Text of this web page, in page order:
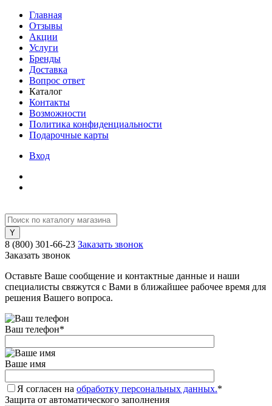
Главная
Отзывы
Акции
Услуги
Бренды
Доставка
Вопрос ответ
Каталог
Контакты
Возможности
Политика конфиденциальности
Подарочные карты
Вход
8 (800) 301-66-23 Заказать звонок
Заказать звонок
Оставьте Ваше сообщение и контактные данные и наши
специалисты свяжутся с Вами в ближайшее рабочее время для
решения Вашего вопроса.
Ваш телефон*
Ваше имя
Я согласен на обработку персональных данных.*
Защита от автоматического заполнения